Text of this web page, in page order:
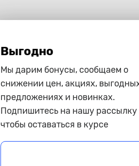
Выгодно
Мы дарим бонусы, сообщаем о
снижении цен, акциях,
предложениях и новинках.
Подпишитесь на нашу рассылку
чтобы оставаться в курсе